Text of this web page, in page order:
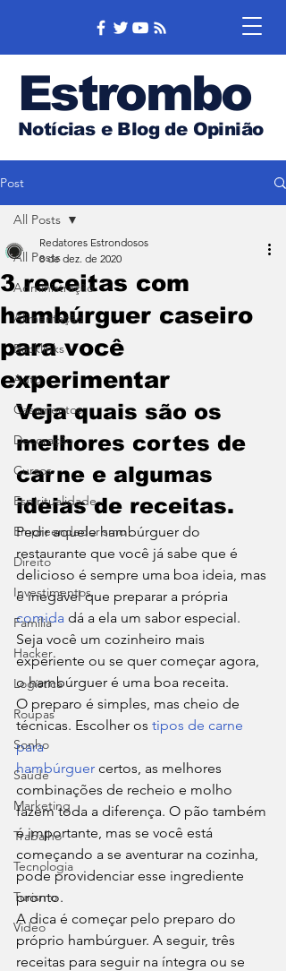
Estrombo
Notícias e Blog de Opinião
Post
All Posts
Administração
Alimentação
Backlinks
Auto
Casamentos
Decoração
Cursos
Espiritualidade
Empreendedorismo
Direito
Investimentos
Família
Hacker
Logística
Roupas
Sonho
Saúde
Marketing
Trabalho
Tecnologia
Turismo
Video
All Posts
3 receitas com
hambúrguer caseiro
para você
experimentar
Redatores Estrondosos
8 de dez. de 2020
Veja quais são os
melhores cortes de
carne e algumas
ideias de receitas.
Pedir aquele hambúrguer do
restaurante que você já sabe que é
delicioso é sempre uma boa ideia, mas
é inegável que preparar a própria
comida dá a ela um sabor especial.
Seja você um cozinheiro mais
experiente ou se quer começar agora,
o hambúrguer é uma boa receita.
O preparo é simples, mas cheio de
técnicas. Escolher os tipos de carne
para
hambúrguer certos, as melhores
combinações de recheio e molho
fazem toda a diferença. O pão também
é importante, mas se você está
começando a se aventurar na cozinha,
pode providenciar esse ingrediente
pronto.
A dica é começar pelo preparo do
próprio hambúrguer. A seguir, três
receitas para seguir na íntegra ou se